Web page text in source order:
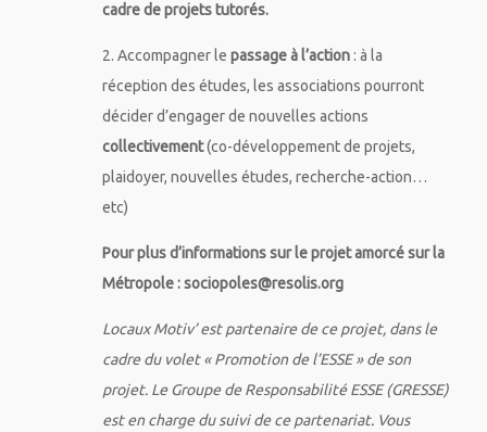
cadre de projets tutorés.
2. Accompagner le passage à l’action : à la
réception des études, les associations pourront
décider d’engager de nouvelles actions
collectivement(co-développement de projets,
plaidoyer, nouvelles études, recherche-action…
etc)
Pour plus d’informations sur le projet amorcé sur la
Métropole : sociopoles@resolis.org
Locaux Motiv’ est partenaire de ce projet, dans le
cadre du volet « Promotion de l’ESSE » de son
projet. Le Groupe de Responsabilité ESSE (GRESSE)
est en charge du suivi de ce partenariat. Vous